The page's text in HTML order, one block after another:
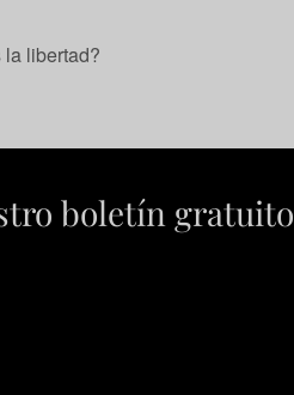
la libertad?
boletín gratuito